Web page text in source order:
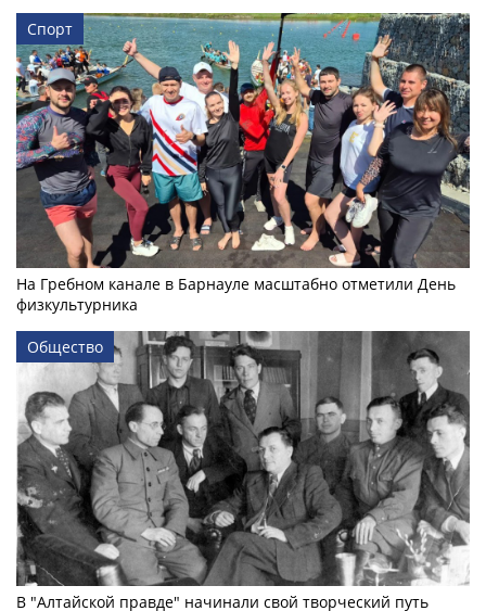
Спорт
На Гребном канале в Барнауле масштабно отметили День
физкультурника
Общество
В "Алтайской правде" начинали свой творческий путь